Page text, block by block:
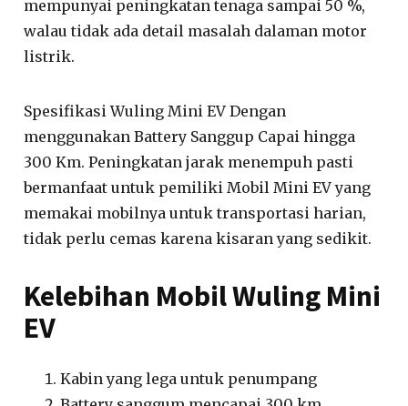
mempunyai peningkatan tenaga sampai 50 %,
walau tidak ada detail masalah dalaman motor
listrik.
Spesifikasi Wuling Mini EV Dengan
menggunakan Battery Sanggup Capai hingga
300 Km. Peningkatan jarak menempuh pasti
bermanfaat untuk pemiliki Mobil Mini EV yang
memakai mobilnya untuk transportasi harian,
tidak perlu cemas karena kisaran yang sedikit.
Kelebihan Mobil Wuling Mini
EV
Kabin yang lega untuk penumpang